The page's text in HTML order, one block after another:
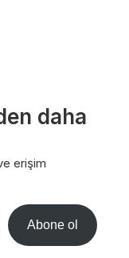
daha
erişim
Abone ol